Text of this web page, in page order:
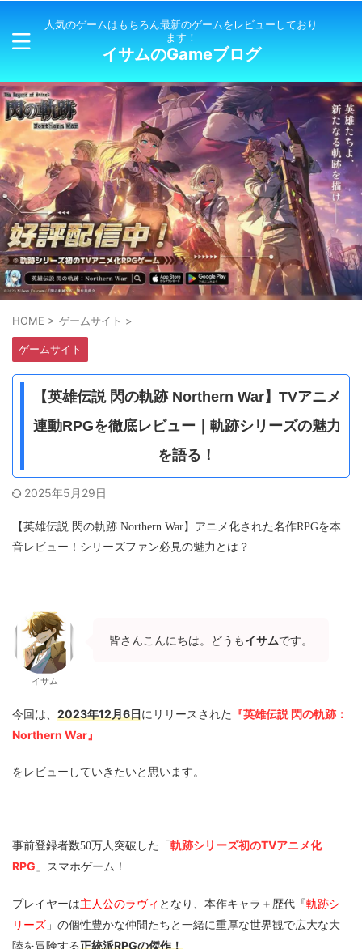
人気のゲームはもちろん最新のゲームをレビューしており
ます！
イサムのGameブログ
HOME > ゲームサイト >
ゲームサイト
【英雄伝説 閃の軌跡 Northern War】TVアニメ
連動RPGを徹底レビュー｜軌跡シリーズの魅力
を語る！
2025年5月29日
【英雄伝説 閃の軌跡 Northern War】アニメ化された名作RPGを本
音レビュー！シリーズファン必見の魅力とは？
イサム
皆さんこんにちは。どうもイサムです。
今回は、 2023年12月6日にリリースされた
『英雄伝説 閃の軌跡：
Northern War』
をレビューしていきたいと思います。
事前登録者数50万人突破した「 軌跡シリーズ初のTVアニメ化
RPG 」スマホゲーム！
プレイヤーは主人公のラヴィ となり、本作キャラ＋歴代『軌跡シ
リーズ 」の個性豊かな仲間たちと一緒に重厚な世界観で広大な大
陸を冒険する正統派RPGの傑作！